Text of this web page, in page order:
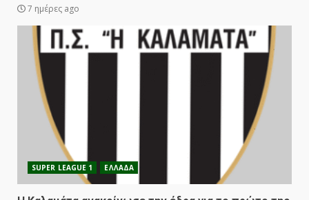
7 ημέρες ago
SUPER LEAGUE 1 ΕΛΛΑΔΑ